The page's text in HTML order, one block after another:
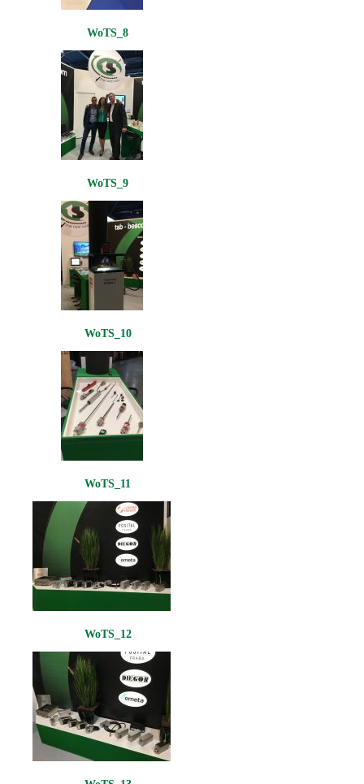
WoTS_8
WoTS_9
WoTS_10
WoTS_11
WoTS_12